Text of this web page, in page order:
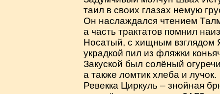
таил в своих глазах немую
Он наслаждался чтением
а часть трактатов помнил
Носатый, с хищным взглядом
украдкой пил из фляжки
Закуской был солёный
а также ломтик хлеба и лучок.
Ревекка Циркуль – знойная